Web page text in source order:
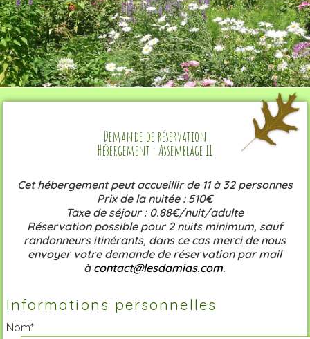
Demande de réservation
Hébergement : Assemblage 11
Cet hébergement peut accueillir de 11 à 32 personnes
Prix de la nuitée : 510€
Taxe de séjour : 0.88€/nuit/adulte
Réservation possible pour 2 nuits minimum, sauf
randonneurs itinérants, dans ce cas merci de nous
envoyer votre demande de réservation par mail
à contact@lesdamias.com.
Informations personnelles
Nom*